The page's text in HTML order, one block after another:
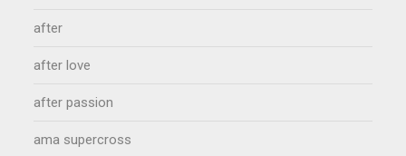
after
after love
after passion
ama supercross